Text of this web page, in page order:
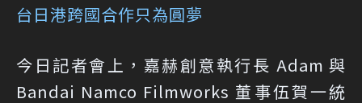
台日港跨國合作只為圓夢
今日記者會上，嘉赫創意執行長 Adam 與
Bandai Namco Filmworks 董事伍賀一統